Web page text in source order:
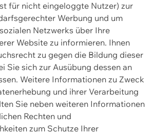
für nicht eingeloggte Nutzer) zur
Werbung und um
Netzwerks über Ihre
Website zu informieren. Ihnen
zu gegen die Bildung dieser
Sie sich zur Ausübung dessen an
Weitere Informationen zu Zweck
und ihrer Verarbeitung
Sie neben weiteren Informationen
Rechten und
zum Schutze Ihrer